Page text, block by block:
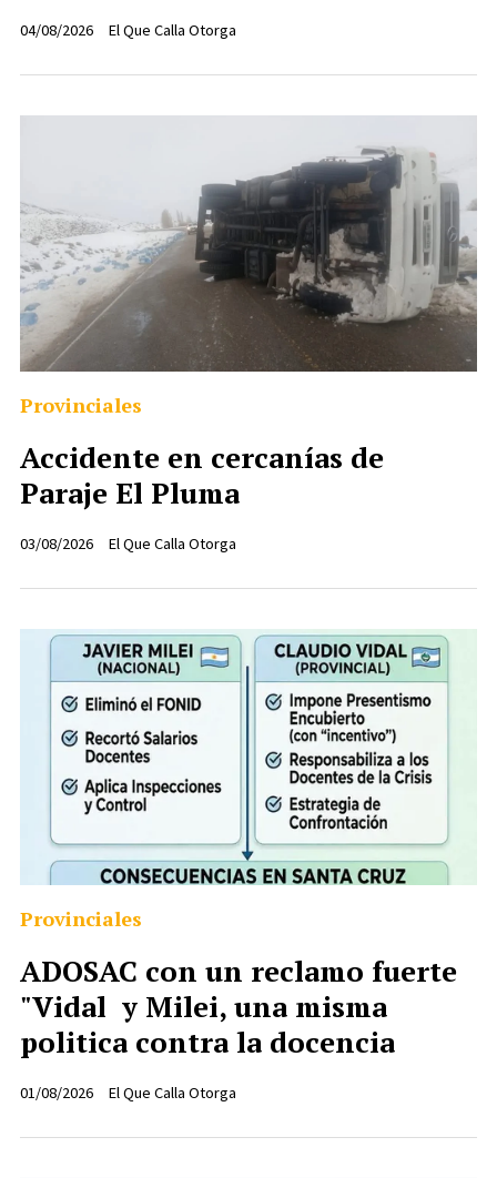
El Que Calla Otorga
04/08/2026
Accidente en cercanías de
Paraje El Pluma
El Que Calla Otorga
Provinciales
03/08/2026
ADOSAC con un reclamo fuerte
"Vidal y Milei, una misma
politica contra la docencia
El Que Calla Otorga
Provinciales
01/08/2026